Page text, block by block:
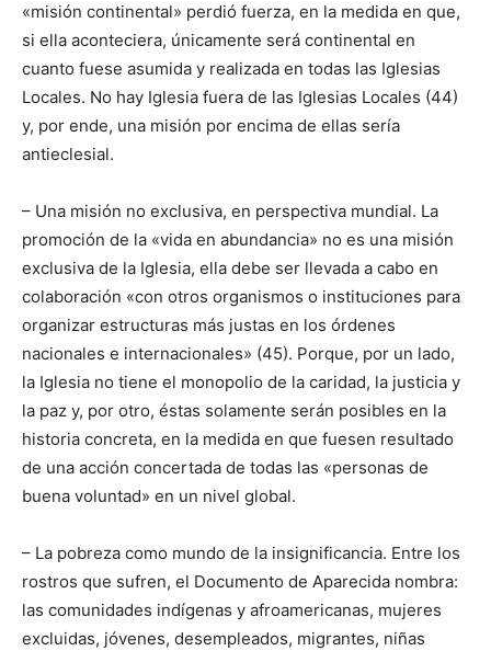
«misión continental» perdió fuerza, en la medida en que,
si ella aconteciera, únicamente será continental en
cuanto fuese asumida y realizada en todas las Iglesias
Locales. No hay Iglesia fuera de las Iglesias Locales (44)
y, por ende, una misión por encima de ellas sería
antieclesial.
– Una misión no exclusiva, en perspectiva mundial. La
promoción de la «vida en abundancia» no es una misión
exclusiva de la Iglesia, ella debe ser llevada a cabo en
colaboración «con otros organismos o instituciones para
organizar estructuras más justas en los órdenes
nacionales e internacionales» (45). Porque, por un lado,
la Iglesia no tiene el monopolio de la caridad, la justicia y
la paz y, por otro, éstas solamente serán posibles en la
historia concreta, en la medida en que fuesen resultado
de una acción concertada de todas las «personas de
buena voluntad» en un nivel global.
– La pobreza como mundo de la insignificancia. Entre los
rostros que sufren, el Documento de Aparecida nombra:
las comunidades indígenas y afroamericanas, mujeres
excluidas, jóvenes, desempleados, migrantes, niñas